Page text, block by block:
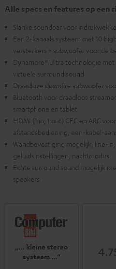
Alle specs en features op een
Slanke soundbar voor
Een 2-kanaals systeem met 10
versterkers + subwoofer voor de
Dynamore® Ultra technologie
virtuele surround sound
Draadloze downfire subwoofer
Bluetooth voor draadloos
smartphone en tablet
HDMI (1 in, 1 out) CEC en ARC
afstandsbediening, een-kabel-
Wandbevestiging mogelijk, line-
geluidsinstellingen, nachtmodus
Echte surround sound mogelijk
speakers
„… kleine stereo
systeem …“